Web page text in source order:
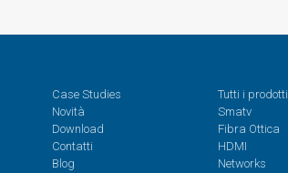
Case Studies
Novità
Download
Contatti
Blog
Tutti i prodotti
Smatv
Fibra Ottica
HDMI
Networks